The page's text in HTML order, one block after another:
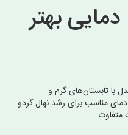
شهرها
بهتر
با تابستان‌های گرم و
مناسب برای رشد نهال گردو
متفاوت